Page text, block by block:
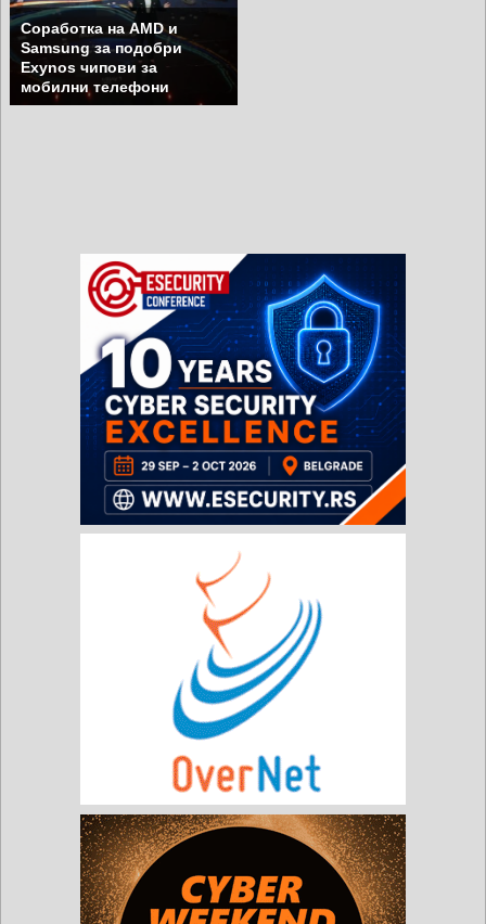
Соработка на AMD и
Samsung за подобри
Exynos чипови за
мобилни телефони